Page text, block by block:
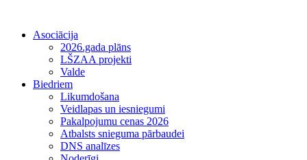
Asociācija
2026.gada plāns
LŠZAA projekti
Valde
Biedriem
Likumdošana
Veidlapas un iesniegumi
Pakalpojumu cenas 2026
Atbalsts snieguma pārbaudei
DNS analīzes